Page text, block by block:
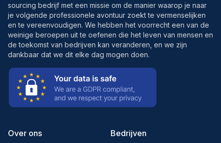
sourcing bedrijf met een missie om de manier waarop je naar
je volgende professionele avontuur zoekt te vermenselijken
en te vereenvoudigen. We hebben het voorrecht een van de
weinige beroepen uit te oefenen die het leven van mensen en
de toekomst van bedrijven kan veranderen, en we zijn
dankbaar dat we dit elke dag mogen doen.
Over ons Bedrijven